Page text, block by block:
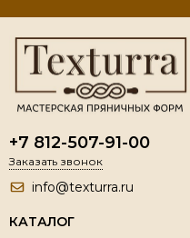
+7 812-507-91-00
Заказать звонок
info@texturra.ru
КАТАЛОГ